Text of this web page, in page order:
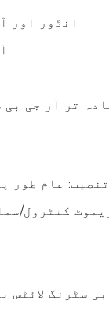
انڈور اور
تر آر جی
عام طور
کنٹرول/
سٹرنگ